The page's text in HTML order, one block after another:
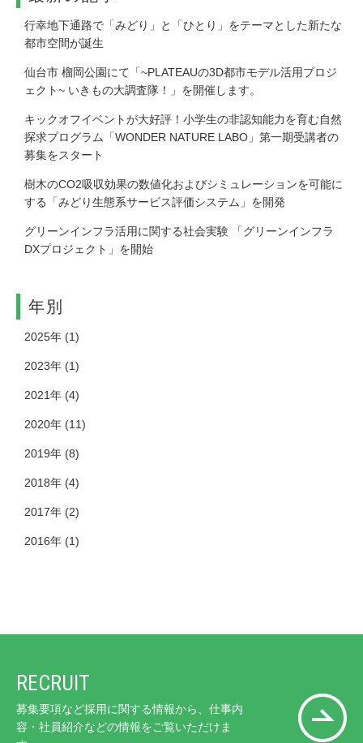
⾏幸地下通路で「みどり」と「ひとり」をテーマとした新たな
都市空間が誕生
仙台市 榴岡公園にて「~PLATEAUの3D都市モデル活用プロジ
ェクト~ いきもの大調査隊！」を開催します。
キックオフイベントが大好評！小学生の非認知能力を育む自然
探求プログラム「WONDER NATURE LABO」第一期受講者の
募集をスタート
樹木のCO2吸収効果の数値化およびシミュレーションを可能に
する「みどり生態系サービス評価システム」を開発
グリーンインフラ活用に関する社会実験 「グリーンインフラ
DXプロジェクト」を開始
年別
2025年 (1)
2023年 (1)
2021年 (4)
2020年 (11)
2019年 (8)
2018年 (4)
2017年 (2)
2016年 (1)
RECRUIT
募集要項など採用に関する情報から、仕事内
容・社員紹介などの情報をご覧いただけま